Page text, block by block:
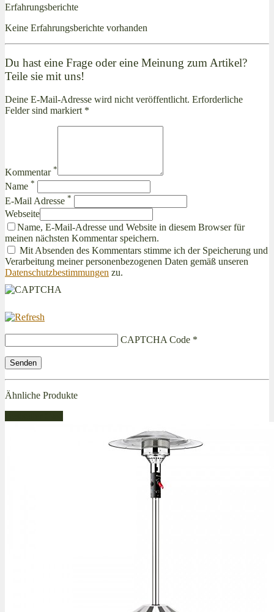
Erfahrungsberichte
Keine Erfahrungsberichte vorhanden
Du hast eine Frage oder eine Meinung zum Artikel?
Teile sie mit uns!
Deine E-Mail-Adresse wird nicht veröffentlicht. Erforderliche
Felder sind markiert *
Kommentar *
Name *
E-Mail Adresse *
Webseite
Name, E-Mail-Adresse und Website in diesem Browser für
meinen nächsten Kommentar speichern.
Mit Absenden des Kommentars stimme ich der Speicherung und
Verarbeitung meiner personenbezogenen Daten gemäß unseren
Datenschutzbestimmungen zu.
CAPTCHA Code *
Ähnliche Produkte